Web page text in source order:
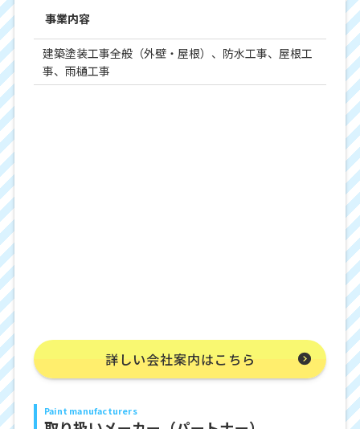
事業内容
建築塗装工事全般（外壁・屋根）、防水工事、屋根工
事、雨樋工事
詳しい会社案内はこちら
Paint manufacturers